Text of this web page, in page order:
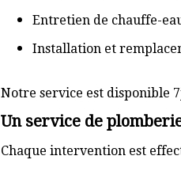
Entretien de chauffe-
Installation et
Notre service est disponible
Un service de
Chaque intervention est